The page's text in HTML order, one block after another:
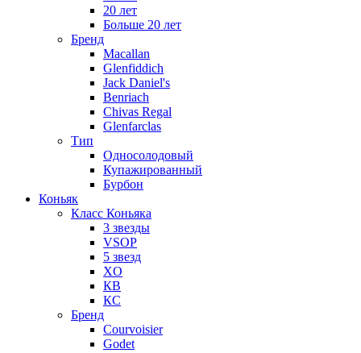
20 лет
Больше 20 лет
Бренд
Macallan
Glenfiddich
Jack Daniel's
Benriach
Chivas Regal
Glenfarclas
Тип
Односолодовый
Купажированный
Бурбон
Коньяк
Класс Коньяка
3 звезды
VSOP
5 звезд
XO
КВ
КС
Бренд
Courvoisier
Godet